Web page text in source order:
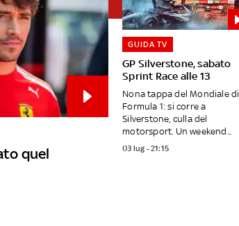
quel
GP Silverstone, sabato
Sprint Race alle 13
GUIDA TV
Nona tappa del Mondiale di
Formula 1: si corre a
Silverstone, culla del
motorsport. Un weekend...
03 lug - 21:15